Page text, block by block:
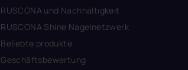
RUSCONA und Nachhaltigkeit
RUSCONA Shine Nagelnetzwerk
Beliebte produkte
Geschäftsbewertung